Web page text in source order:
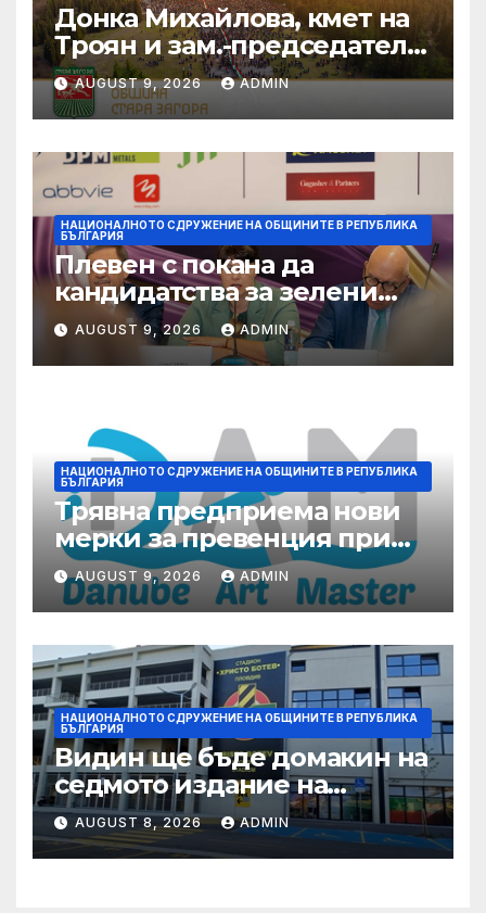
Донка Михайлова, кмет на
Троян и зам.-председател
на НСОРБ: Знаем какво е
произведено, как е
произведено и какво влиза
в детското меню
AUGUST 9, 2026 ADMIN
НАЦИОНАЛНОТО СДРУЖЕНИЕ НА ОБЩИНИТЕ В РЕПУБЛИКА
БЪЛГАРИЯ
Плевен с покана да
кандидатства за зелени
инвестиции в градска
среда
AUGUST 9, 2026 ADMIN
НАЦИОНАЛНОТО СДРУЖЕНИЕ НА ОБЩИНИТЕ В РЕПУБЛИКА
БЪЛГАРИЯ
Трявна предприема нови
мерки за превенция при
бедствия и аварии
AUGUST 9, 2026 ADMIN
НАЦИОНАЛНОТО СДРУЖЕНИЕ НА ОБЩИНИТЕ В РЕПУБЛИКА
БЪЛГАРИЯ
Видин ще бъде домакин на
седмото издание на
Международния
фолклорен фестивал
„Синия Дунав“
AUGUST 8, 2026 ADMIN